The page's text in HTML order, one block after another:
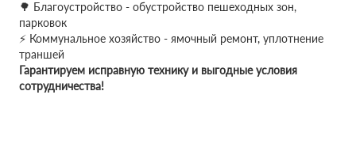
🌳 Благоустройство - обустройство пешеходных зон,
парковок
⚡ Коммунальное хозяйство - ямочный ремонт, уплотнение
траншей
Гарантируем исправную технику и выгодные условия
сотрудничества!